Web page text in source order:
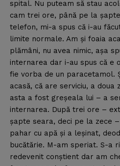
spital. Nu puteam să stau
cam trei ore, până pe la
telefon, mi-a spus că i-au
limite normale. Am şi foaia
plămâni, nu avea nimic, aşa
internarea dar i-au spus că e
fie vorba de un paracetamol.
acasă, că are serviciu, a
asta a fost greşeala lui – a
internarea. După trei ore –
şapte seara, deci pe la zece
pahar cu apă şi a leşinat,
bucătărie. M-am speriat. S-a
redevenit conştient dar am